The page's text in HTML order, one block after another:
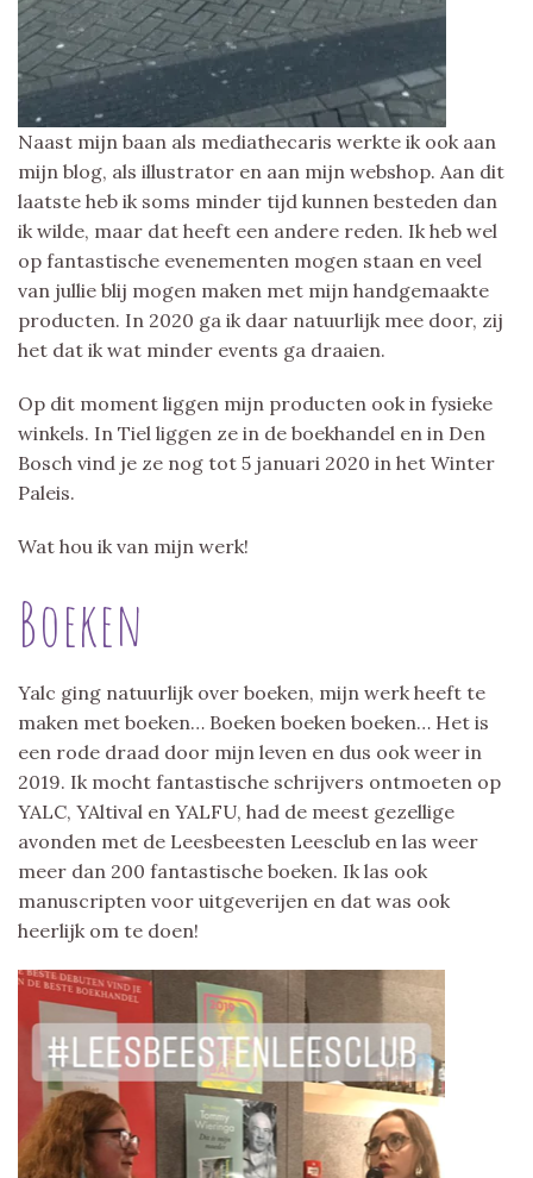
Naast mijn baan als mediathecaris werkte ik ook aan
mijn blog, als illustrator en aan mijn webshop. Aan dit
laatste heb ik soms minder tijd kunnen besteden dan
ik wilde, maar dat heeft een andere reden. Ik heb wel
op fantastische evenementen mogen staan en veel
van jullie blij mogen maken met mijn handgemaakte
producten. In 2020 ga ik daar natuurlijk mee door, zij
het dat ik wat minder events ga draaien.
Op dit moment liggen mijn producten ook in fysieke
winkels. In Tiel liggen ze in de boekhandel en in Den
Bosch vind je ze nog tot 5 januari 2020 in het Winter
Paleis.
Wat hou ik van mijn werk!
Boeken
Yalc ging natuurlijk over boeken, mijn werk heeft te
maken met boeken… Boeken boeken boeken… Het is
een rode draad door mijn leven en dus ook weer in
2019. Ik mocht fantastische schrijvers ontmoeten op
YALC, YAltival en YALFU, had de meest gezellige
avonden met de Leesbeesten Leesclub en las weer
meer dan 200 fantastische boeken. Ik las ook
manuscripten voor uitgeverijen en dat was ook
heerlijk om te doen!